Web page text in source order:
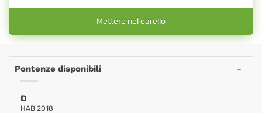
Mettere nel carello
Pontenze disponibili
D
HAB 2018